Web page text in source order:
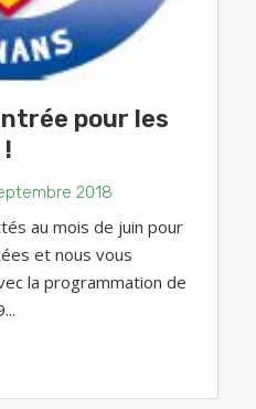
pour les
2018
au mois de juin pour
et nous vous
la programmation de